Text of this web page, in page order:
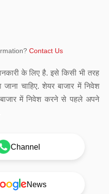
Contact Us
के लिए है. इसे किसी भी तरह
चाहिए. शेयर बाजार में निवेश
बाजार में निवेश करने से पहले अपने
Channel
News